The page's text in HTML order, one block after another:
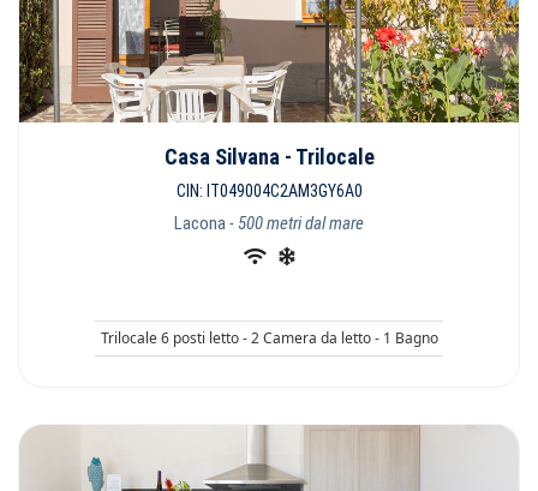
Casa Silvana - Trilocale
CIN: IT049004C2AM3GY6A0
Lacona- 500 metri dal mare
Trilocale 6 posti letto - 2 Camera da letto - 1 Bagno